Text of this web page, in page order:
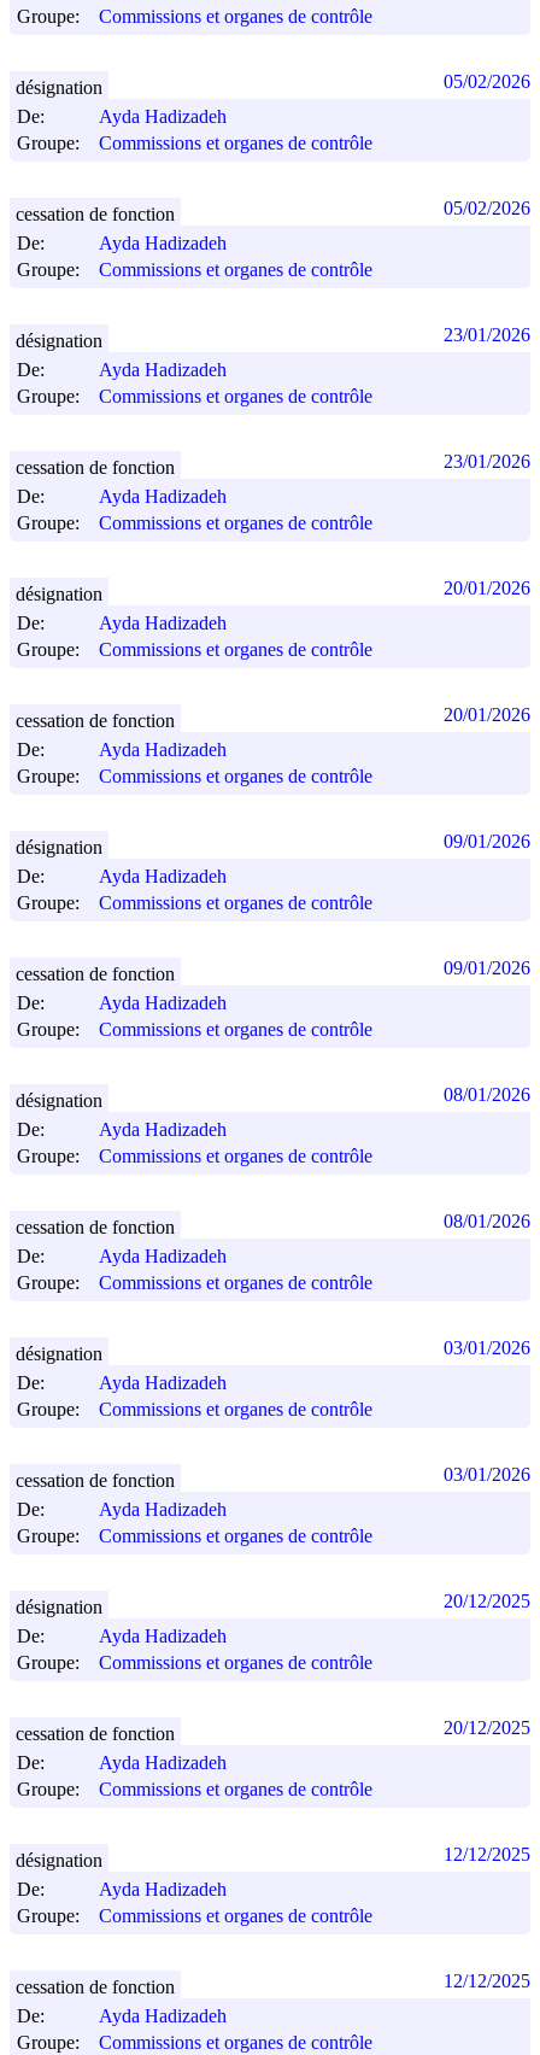
Groupe:
Commissions et organes de contrôle
De:
Ayda Hadizadeh
Groupe:
Commissions et organes de contrôle
désignation 05/02/2026
De:
Ayda Hadizadeh
Groupe:
Commissions et organes de contrôle
cessation de fonction 05/02/2026
De:
Ayda Hadizadeh
Groupe:
Commissions et organes de contrôle
désignation 23/01/2026
De:
Ayda Hadizadeh
Groupe:
Commissions et organes de contrôle
cessation de fonction 23/01/2026
De:
Ayda Hadizadeh
Groupe:
Commissions et organes de contrôle
désignation 20/01/2026
De:
Ayda Hadizadeh
Groupe:
Commissions et organes de contrôle
cessation de fonction 20/01/2026
De:
Ayda Hadizadeh
Groupe:
Commissions et organes de contrôle
désignation 09/01/2026
De:
Ayda Hadizadeh
Groupe:
Commissions et organes de contrôle
cessation de fonction 09/01/2026
De:
Ayda Hadizadeh
Groupe:
Commissions et organes de contrôle
désignation 08/01/2026
De:
Ayda Hadizadeh
Groupe:
Commissions et organes de contrôle
cessation de fonction 08/01/2026
De:
Ayda Hadizadeh
Groupe:
Commissions et organes de contrôle
désignation 03/01/2026
De:
Ayda Hadizadeh
Groupe:
Commissions et organes de contrôle
cessation de fonction 03/01/2026
De:
Ayda Hadizadeh
Groupe:
Commissions et organes de contrôle
désignation 20/12/2025
De:
Ayda Hadizadeh
Groupe:
Commissions et organes de contrôle
cessation de fonction 20/12/2025
De:
Ayda Hadizadeh
Groupe:
Commissions et organes de contrôle
désignation 12/12/2025
De:
Ayda Hadizadeh
Groupe:
Commissions et organes de contrôle
cessation de fonction 12/12/2025